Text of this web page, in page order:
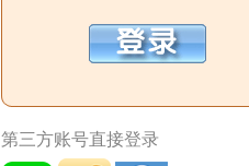
第三方账号直接登录